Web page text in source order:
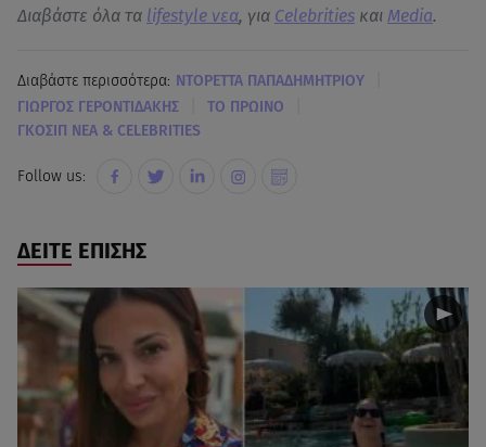
Διαβάστε όλα τα lifestyle νεα, για Celebrities και Media.
Διαβάστε περισσότερα: ΝΤΟΡΕΤΤΑ ΠΑΠΑΔΗΜΗΤΡΙΟΥ
ΓΙΩΡΓΟΣ ΓΕΡΟΝΤΙΔΑΚΗΣ ΤΟ ΠΡΩΙΝΟ
ΓΚΟΣΙΠ ΝΕΑ & CELEBRITIES
Follow us:
ΔΕΙΤΕ ΕΠΙΣΗΣ